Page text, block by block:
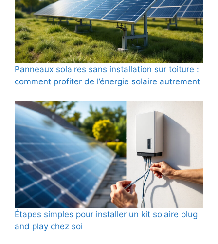
Panneaux solaires sans installation sur toiture :
comment profiter de l’énergie solaire autrement
Étapes simples pour installer un kit solaire plug
and play chez soi